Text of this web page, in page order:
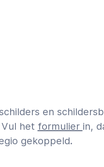
en
het formulier in,
gekoppeld.